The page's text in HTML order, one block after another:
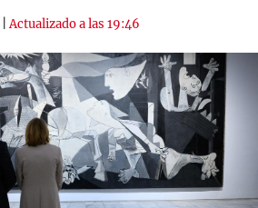
|Actualizado a las 19:46